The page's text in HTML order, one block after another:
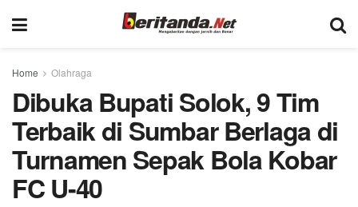
Home Olahraga
Dibuka Bupati Solok, 9 Tim
Terbaik di Sumbar Berlaga di
Turnamen Sepak Bola Kobar
FC U-40